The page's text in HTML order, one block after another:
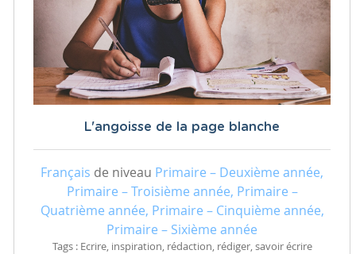
L'angoisse de la page blanche
Français de niveau Primaire – Deuxième année,
Primaire – Troisième année, Primaire –
Quatrième année, Primaire – Cinquième année,
Primaire – Sixième année
Tags : Ecrire, inspiration, rédaction, rédiger, savoir écrire